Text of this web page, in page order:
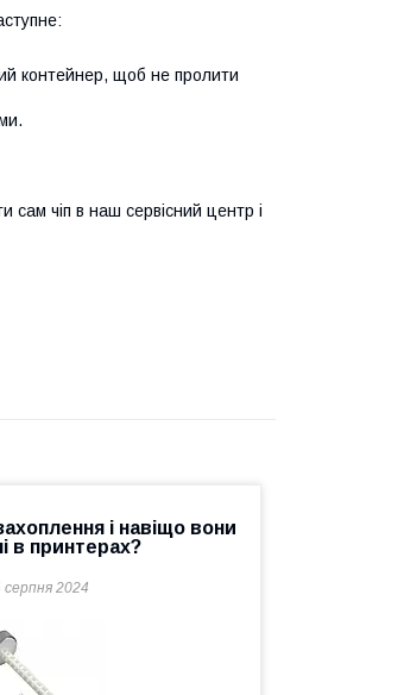
контейнер, щоб не пролити
чіп в наш сервісний центр і
і навіщо вони
в принтерах?
серпня 2024